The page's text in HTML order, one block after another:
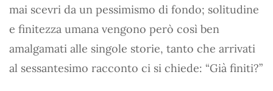
mai scevri da un pessimismo di fondo; solitudine
e finitezza umana vengono però così ben
amalgamati alle singole storie, tanto che arrivati
al sessantesimo racconto ci si chiede: “Già finiti?”